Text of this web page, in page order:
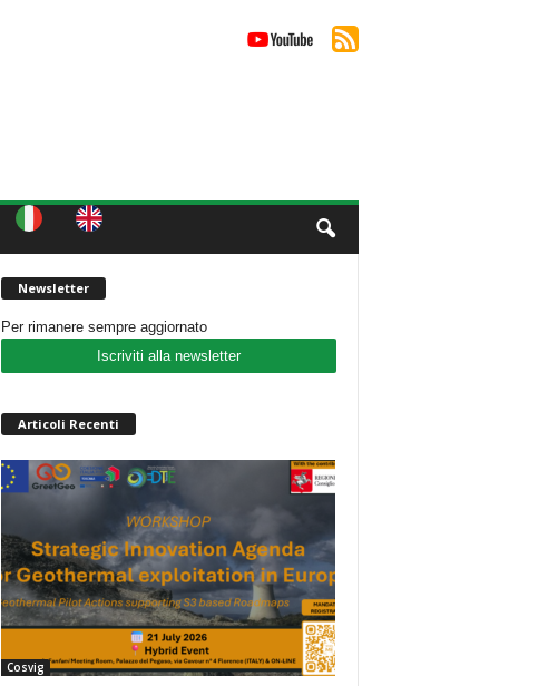
Newsletter
Per rimanere sempre aggiornato
Iscriviti alla newsletter
Articoli Recenti
Cosvig